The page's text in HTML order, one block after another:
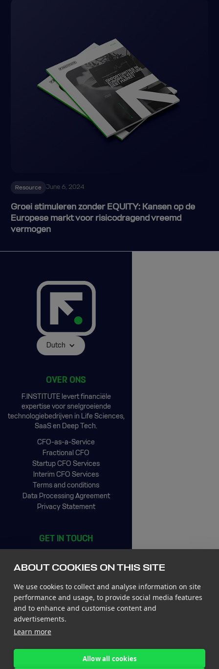
ABOUT COOKIES ON THIS SITE
We use cookies to collect and analyse information on site
performance and usage, to provide social media features
and to enhance and customise content and
advertisements.
Learn more
Allow all cookies
Resource June 6, 2024
Groei stimuleren zonder EQUITY: Kansen op de
Europese markt voor risicodragend vreemd
vermogen
Dutch
OVER ONS
F.INSTITUTE levert financiële
expertise voor snelgroeiende
technologiebedrijven in Life Sciences,
SaaS en Deep Tech.
CFO-as-a-Service
Fractional CFO
Startup CFO Services
Interim CFO Services
Terms and conditions
Data Processing Agreement
Privacy Statement
GET IN TOUCH
Stationsplein 45, 4th floor
The Netherlands
Tel +31 85 065 4500
St. John’s Innovation Centre
St. Johns Innovation Park
Cowley Road
United Kingdom
Tel +44 7780 774 329